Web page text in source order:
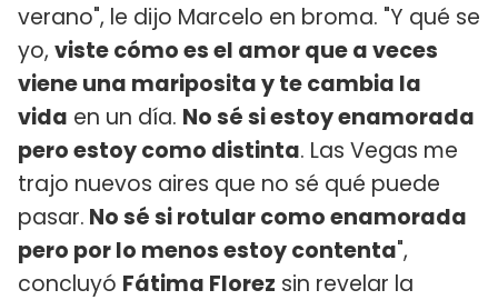
verano", le dijo Marcelo en broma. "Y qué se
yo, viste cómo es el amor que a veces
viene una mariposita y te cambia la
vida en un día. No sé si estoy enamorada
pero estoy como distinta. Las Vegas me
trajo nuevos aires que no sé qué puede
pasar. No sé si rotular como enamorada
pero por lo menos estoy contenta",
concluyó Fátima Florez sin revelar la